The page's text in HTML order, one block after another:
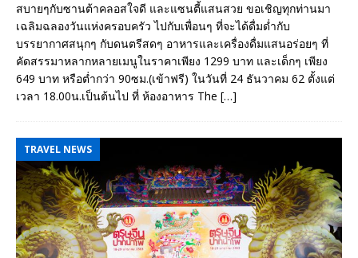
สบายๆกับซานต้าคลอสใจดี และแซนตี้แสนสวย ขอเชิญทุกท่านมา
เฉลิมฉลองวันแห่งครอบครัว ไปกับเพื่อนๆ ที่จะได้ดื่มด่ำกับ
บรรยากาศสนุกๆ กับดนตรีสดๆ อาหารและเครื่องดื่มแสนอร่อยๆ ที่
คัดสรรมาหลากหลายเมนูในราคาเพียง 1299 บาท และเด็กๆ เพียง
649 บาท หรือต่ำกว่า 90ซม.(เข้าฟรี) ในวันที่ 24 ธันวาคม 62 ตั้งแต่
เวลา 18.00น.เป็นต้นไป ที่ ห้องอาหาร The […]
TRAVEL NEWS